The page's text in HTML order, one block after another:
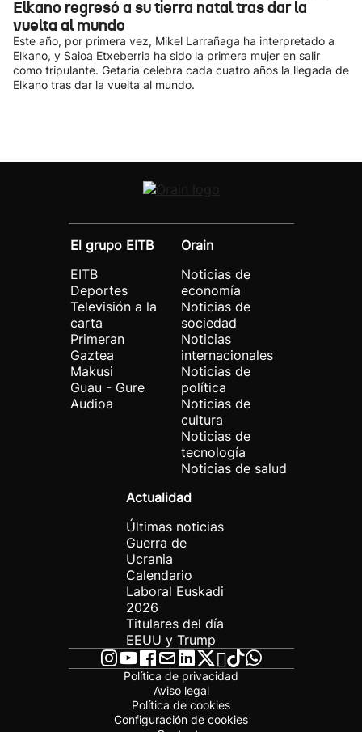
Elkano regresó a su tierra natal tras dar la
vuelta al mundo
Este año, por primera vez, Mikel Larrañaga ha interpretado a
Elkano, y Saioa Etxeberria ha sido la primera mujer en salir
como tripulante. Getaria celebra cada cuatro años la llegada de
Elkano tras dar la vuelta al mundo.
El grupo EITB
EITB
Deportes
Televisión a la
carta
Primeran
Gaztea
Makusi
Guau - Gure
Audioa
Orain
Noticias de
economía
Noticias de
sociedad
Noticias
internacionales
Noticias de
política
Noticias de
cultura
Noticias de
tecnología
Noticias de salud
Actualidad
Últimas noticias
Guerra de
Ucrania
Calendario
Laboral Euskadi
2026
Titulares del día
EEUU y Trump
Política de privacidad
Aviso legal
Política de cookies
Configuración de cookies